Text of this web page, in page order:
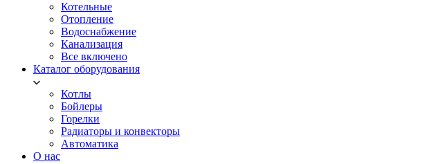
Котельные
Отопление
Водоснабжение
Канализация
Все включено
Каталог оборудования
Котлы
Бойлеры
Горелки
Радиаторы и конвекторы
Автоматика
О нас